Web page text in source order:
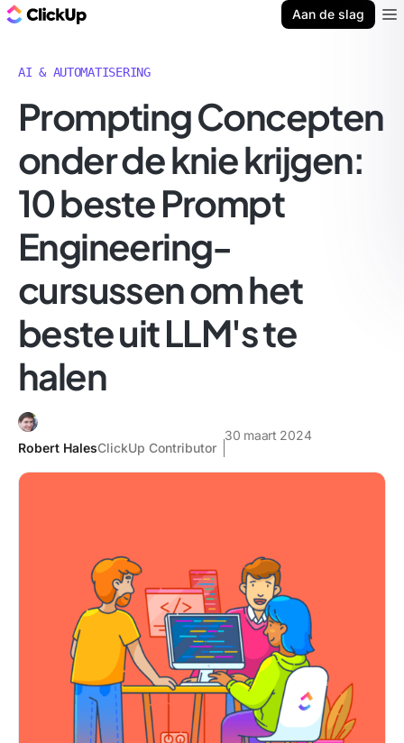
Aan de slag
AI & AUTOMATISERING
Prompting Concepten
onder de knie krijgen:
10 beste Prompt
Engineering-
cursussen om het
beste uit LLM's te
halen
Robert HalesClickUp Contributor
30 maart 2024